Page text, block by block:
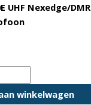
UHF Nexedge/DMR
winkelwagen